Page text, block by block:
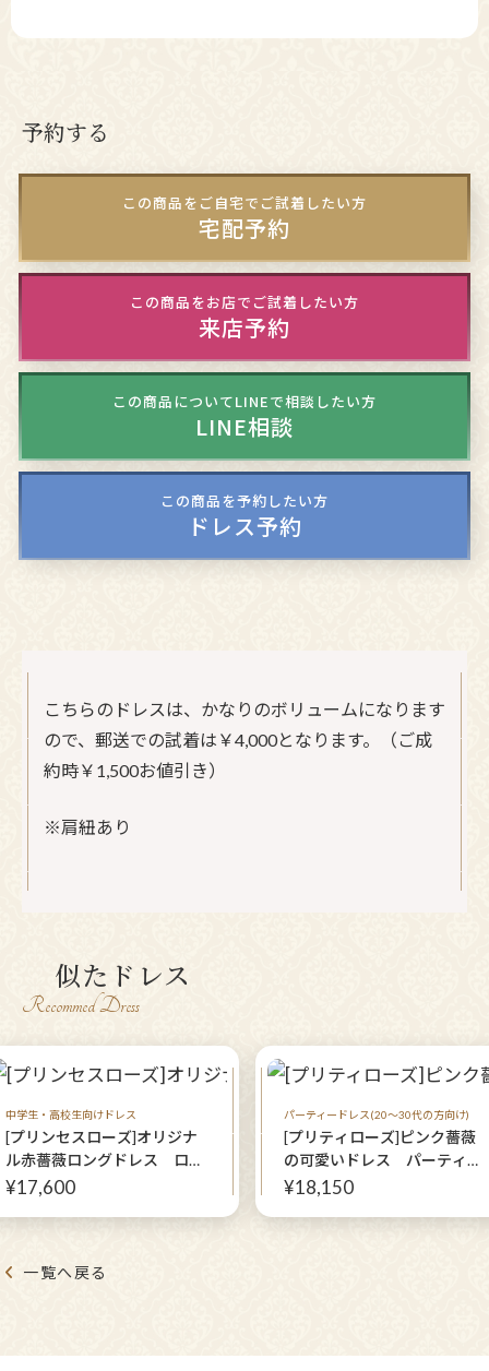
予約する
この商品をご自宅でご試着したい方
宅配予約
この商品をお店でご試着したい方
来店予約
この商品についてLINEで相談したい方
LINE相談
この商品を予約したい方
ドレス予約
こちらのドレスは、かなりのボリュームになります
ので、郵送での試着は￥4,000となります。（ご成
約時￥1,500お値引き）
※肩紐あり
似たドレス
Recommed Dress
中学生・高校生向けドレス
[プリンセスローズ]オリジナ
ル赤薔薇ロングドレス ロー
ズ柄
¥17,600
パーティードレス(20～30代の方向け)
[プリティローズ]ピンク薔薇
の可愛いドレス パーティー
ドレス Mサイズ９号
¥18,150
一覧へ戻る